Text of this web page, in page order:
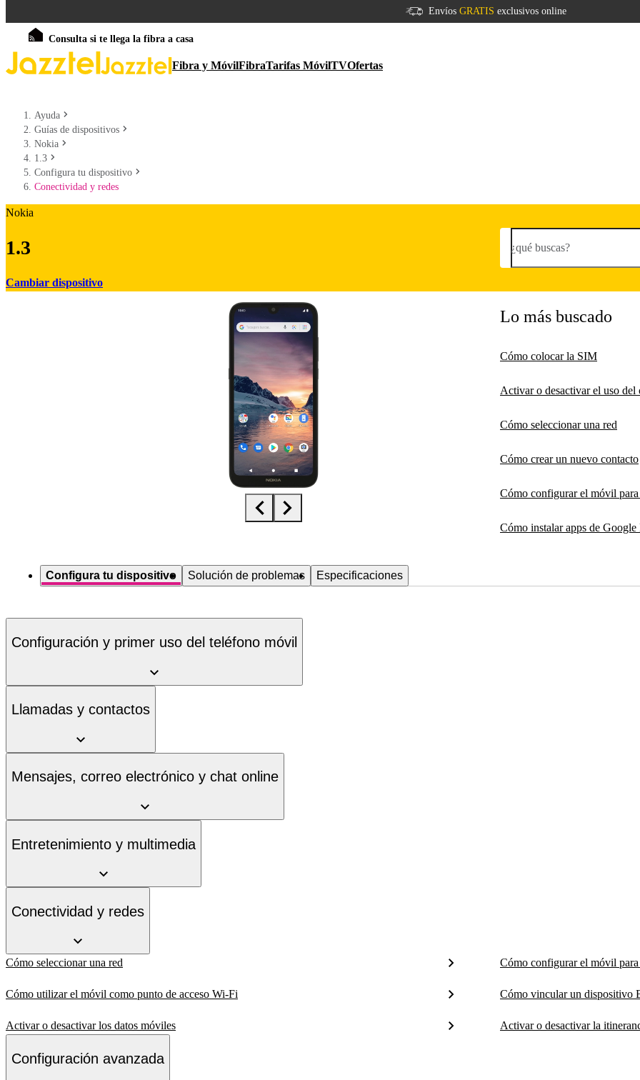
Envíos GRATIS exclusivos online
Consulta si te llega la fibra a casa
Fibra y MóvilFibraTarifas MóvilTVOfertas
Ayuda
Guías de dispositivos
Nokia
1.3
Configura tu dispositivo
Conectividad y redes
Nokia
1.3
Cambiar dispositivo
¿qué buscas?
Lo más buscado
Cómo colocar la SIM
Activar o desactivar el uso del
Cómo seleccionar una red
Cómo crear un nuevo contacto
Cómo configurar el móvil
Cómo instalar apps de Google
Configura tu dispositivo Solución de problemas Especificaciones
Configuración y primer uso del teléfono móvil
Llamadas y contactos
Mensajes, correo electrónico y chat online
Entretenimiento y multimedia
Conectividad y redes
Cómo seleccionar una red Cómo configurar el móvil
Cómo utilizar el móvil como punto de acceso Wi-Fi Cómo vincular un dispositivo
Activar o desactivar los datos móviles Activar o desactivar la
Configuración avanzada